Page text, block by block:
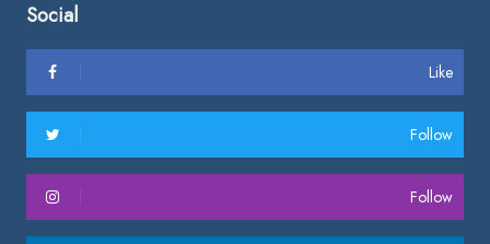
Social
Like
Follow
Follow